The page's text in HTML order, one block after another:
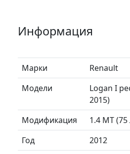
Информация
Марки
Renault
Модели
Logan I
2015)
Модификация
1.4 MT (75
Год
2012